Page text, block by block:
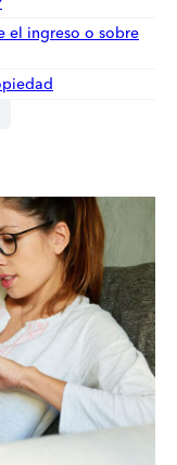
el ingreso o sobre